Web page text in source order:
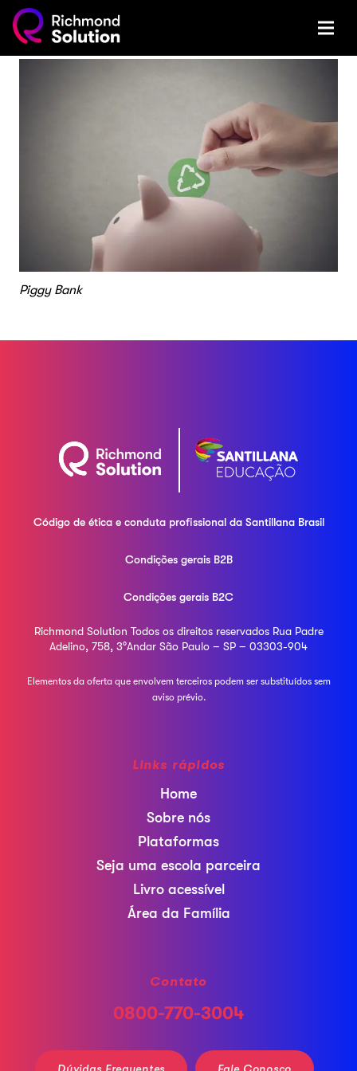
Piggy Bank
Código de ética e conduta profissional daSantillana Brasil
Condições gerais B2B
Condições gerais B2C
Richmond Solution Todos os direitos reservados Rua Padre
Adelino, 758, 3°Andar São Paulo – SP – 03303-904
Elementos da oferta que envolvem terceiros podem sersubstituídos sem
aviso prévio.
Links rápidos
Home
Sobre nós
Plataformas
Seja uma escola parceira
Livro acessível
Área da Família
Contato
0800-770-3004